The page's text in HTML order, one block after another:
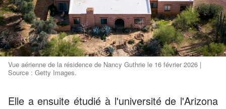
Vue aérienne de la résidence de Nancy Guthrie le 16 février 2026 |
Source : Getty Images.
Elle a ensuite étudié à l'université de l'Arizona